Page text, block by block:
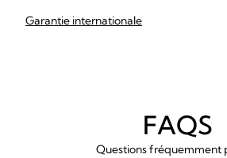
Garantie internationale
FAQS
Questions fréquemment